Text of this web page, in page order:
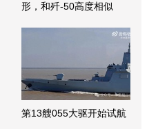
形，和歼-50高度相似
第13艘055大驱开始试航